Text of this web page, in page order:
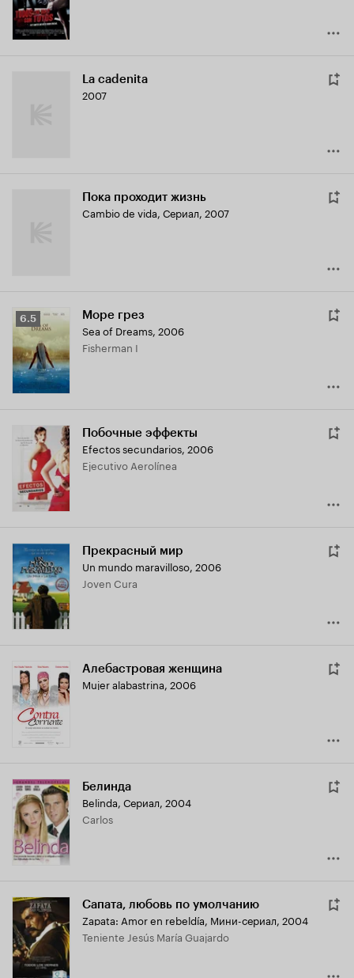
La cadenita
2007
Пока проходит жизнь
Cambio de vida, Сериал, 2007
Рейтинг
Кинопоиска
6.5
6.5 Море грез
Sea of Dreams, 2006
Fisherman I
Побочные эффекты
Efectos secundarios, 2006
Ejecutivo Aerolínea
Прекрасный мир
Un mundo maravilloso, 2006
Joven Cura
Алебастровая женщина
Mujer alabastrina, 2006
Белинда
Belinda, Сериал, 2004
Carlos
Сапата, любовь по умолчанию
Zapata: Amor en rebeldía, Мини-сериал, 2004
Teniente Jesús María Guajardo